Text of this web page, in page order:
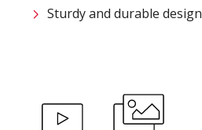
Sturdy and durable design